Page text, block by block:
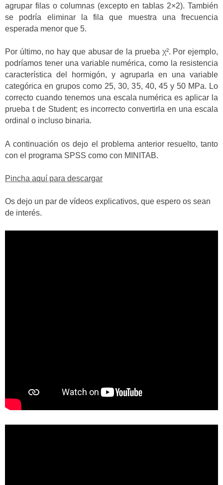
agrupar filas o columnas (excepto en tablas 2×2). También
se podría eliminar la fila que muestra una frecuencia
esperada menor que 5.
Por último, no hay que abusar de la prueba χ². Por ejemplo,
podríamos tener una variable numérica, como la resistencia
característica del hormigón, y agruparla en una variable
categórica en grupos como 25, 30, 35, 40, 45 y 50 MPa. Lo
correcto cuando tenemos una escala numérica es aplicar la
prueba t de Student; es incorrecto convertirla en una escala
ordinal o incluso binaria.
A continuación os dejo el problema anterior resuelto, tanto
con el programa SPSS como con MINITAB.
Pincha aquí para descargar
Os dejo un par de vídeos explicativos, que espero os sean
de interés.